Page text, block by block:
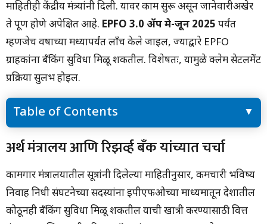
माहितीही केंद्रीय मंत्र्यांनी दिली. यावर काम सुरू असून जानेवारीअखेर
ते पूर्ण होणे अपेक्षित आहे. EPFO 3.0 ॲप मे-जून 2025 पर्यंत
म्हणजेच वर्षाच्या मध्यापर्यंत लाँच केले जाईल, ज्याद्वारे EPFO ​​
ग्राहकांना बँकिंग सुविधा मिळू शकतील. विशेषतः, यामुळे क्लेम सेटलमेंट
प्रक्रिया सुलभ होईल.
Table of Contents
अर्थ मंत्रालय आणि रिझर्व्ह बँक यांच्यात चर्चा
पीएफ काढण्याची मर्यादा किती असेल?
अर्थ मंत्रालय आणि रिझर्व्ह बँक यांच्यात चर्चा
कामगार मंत्रालयातील सूत्रांनी दिलेल्या माहितीनुसार, कर्मचारी भविष्य
निर्वाह निधी संघटनेच्या सदस्यांना ईपीएफओच्या माध्यमातून देशातील
कोठूनही बँकिंग सुविधा मिळू शकतील याची खात्री करण्यासाठी वित्त